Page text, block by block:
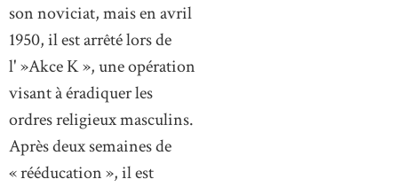
son noviciat, mais en avril
1950, il est arrêté lors de
l' »Akce K », une opération
visant à éradiquer les
ordres religieux masculins.
Après deux semaines de
« rééducation », il est